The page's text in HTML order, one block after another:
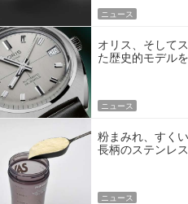
ニュース
オリス、そして
た歴史的モデル
ニュース
粉まみれ、すく
長柄のステンレ
ニュース